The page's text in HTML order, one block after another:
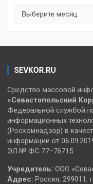
SEVKOR.RU
Средство массовой
«Севастопольский
Федеральной службой
информационных
(Роскомнадзор) в
информации от
ЭЛ № ФС 77–76715
Учредитель: ООО
Адрес: Россия, 299011,